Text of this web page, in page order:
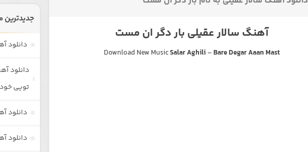
آهنگ سالار عقیلی بار دگر ان مست
Download New MusicSalar Aghili– Bare Degar Aaan Mast
جدیدترین
دانلود
دانلود
تویی
دانلود
دانلود